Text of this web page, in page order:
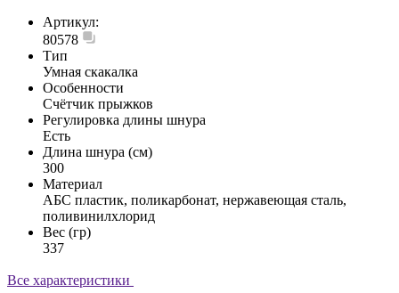
Артикул:
80578
Тип
Умная скакалка
Особенности
Счётчик прыжков
Регулировка длины шнура
Есть
Длина шнура (см)
300
Материал
АБС пластик, поликарбонат, нержавеющая сталь,
поливинилхлорид
Вес (гр)
337
Все характеристики